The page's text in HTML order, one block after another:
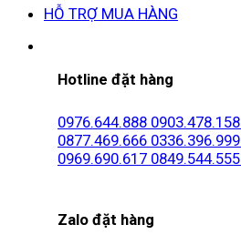
HỖ TRỢ MUA HÀNG
Hotline đặt hàng
0976.644.888 0903.478.158
0877.469.666 0336.396.999
0969.690.617 0849.544.555
Zalo đặt hàng